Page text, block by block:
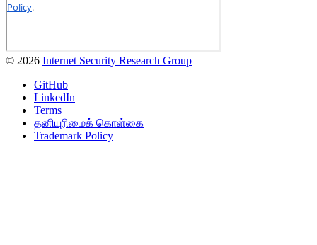
© 2026 Internet Security Research Group
GitHub
LinkedIn
Terms
தனியுரிமைக் கொள்கை
Trademark Policy